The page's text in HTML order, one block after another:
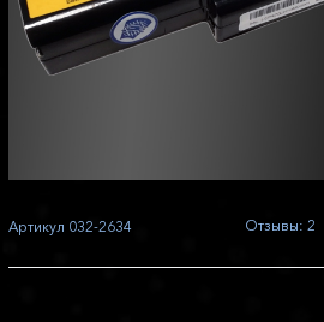
Артикул 032-2634 Отзывы: 2